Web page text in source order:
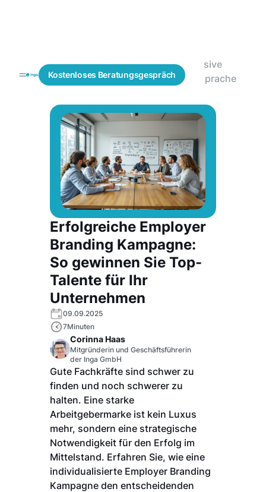
Kostenloses Beratungsgespräch
Blogs Mitarbeitergewinnung
Passive
Ansprache
Erfolgreiche Employer
Branding Kampagne:
So gewinnen Sie Top-
Talente für Ihr
Unternehmen
09.09.2025
7Minuten
Corinna Haas
Mitgründerin und Geschäftsführerin
der Inga GmbH
Gute Fachkräfte sind schwer zu
finden und noch schwerer zu
halten. Eine starke
Arbeitgebermarke ist kein Luxus
mehr, sondern eine strategische
Notwendigkeit für den Erfolg im
Mittelstand. Erfahren Sie, wie eine
individualisierte Employer Branding
Kampagne den entscheidenden